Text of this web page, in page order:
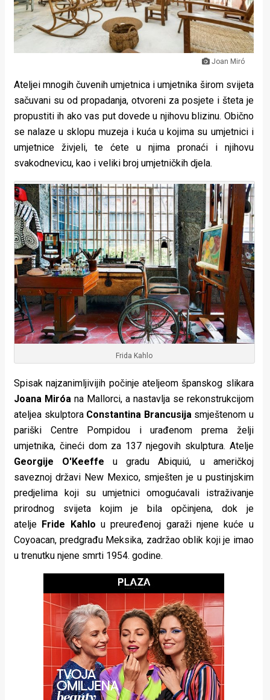
Fashion
Zdravlje
stolom
Život
pokretu
Ideje
koje
rade
Urban
Places
Aktivizam
Aktuelnosti
About
Urban
Magazin
Joan Miró
Ateljei mnogih čuvenih umjetnica i umjetnika širom svijeta
sačuvani su od propadanja, otvoreni za posjete i šteta je
propustiti ih ako vas put dovede u njihovu blizinu. Obično
se nalaze u sklopu muzeja i kuća u kojima su umjetnici i
umjetnice živjeli, te ćete u njima pronaći i njihovu
svakodnevicu, kao i veliki broj umjetničkih djela.
Frida Kahlo
Spisak najzanimljivijih počinje ateljeom španskog slikara
Joana Miróana Mallorci, a nastavlja se rekonstrukcijom
ateljea skulptora Constantina Brancusijasmještenom u
pariški Centre Pompidou i urađenom prema želji
umjetnika, čineći dom za 137 njegovih skulptura. Atelje
Georgije O'Keeffe u gradu Abiquiú, u američkoj
saveznoj državi New Mexico, smješten je u pustinjskim
predjelima koji su umjetnici omogućavali istraživanje
prirodnog svijeta kojim je bila opčinjena, dok je
atelje Fride Kahlo u preuređenoj garaži njene kuće u
Coyoacan, predgrađu Meksika, zadržao oblik koji je imao
u trenutku njene smrti 1954. godine.